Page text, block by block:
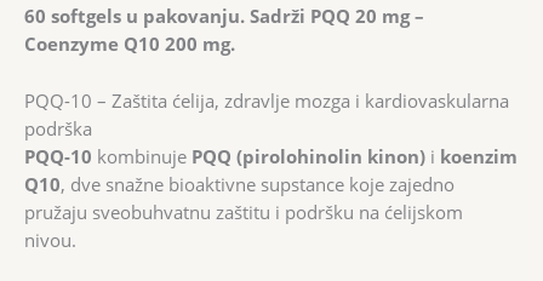
60 softgels u pakovanju. Sadrži PQQ 20 mg –
Coenzyme Q10 200 mg.
PQQ-10 – Zaštita ćelija, zdravlje mozga i kardiovaskularna
podrška
PQQ-10 kombinuje PQQ (pirolohinolin kinon) i koenzim
Q10, dve snažne bioaktivne supstance koje zajedno
pružaju sveobuhvatnu zaštitu i podršku na ćelijskom
nivou.